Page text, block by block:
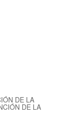
DE LA
DE LA